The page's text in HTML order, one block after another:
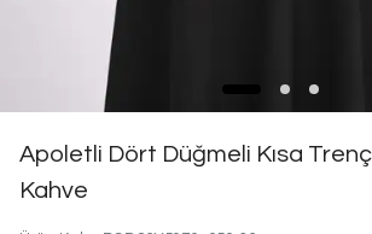
Apoletli Dört Düğmeli Kısa
Kahve